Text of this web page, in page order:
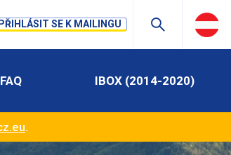
PŘIHLÁSIT SE K MAILINGU
FAQ IBOX (2014-2020)
.